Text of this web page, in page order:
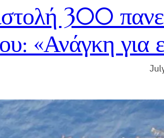
300
«Ανάγκη για